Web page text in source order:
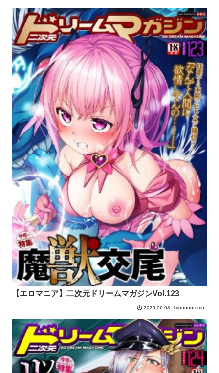
【エロマニア】二次元ドリームマガジンVol.123
2025.06.08 kyounootomo